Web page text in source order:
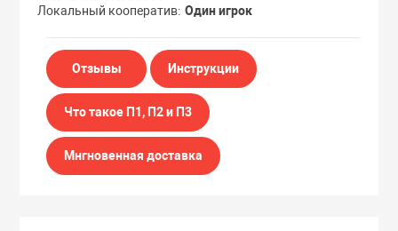
Локальный кооператив Один игрок
Отзывы Инструкции
Что такое П1, П2 и П3
Мнгновенная доставка